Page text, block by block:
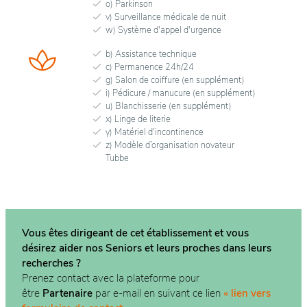
o) Parkinson
v) Surveillance médicale de nuit
w) Système d'appel d'urgence
b) Assistance technique
c) Permanence 24h/24
g) Salon de coiffure (en supplément)
i) Pédicure / manucure (en supplément)
u) Blanchisserie (en supplément)
x) Linge de literie
y) Matériel d'incontinence
z) Modèle d’organisation novateur
Tubbe
Vous êtes dirigeant de cet établissement et vous
désirez aider nos Seniors et leurs proches dans leurs
recherches ?
Prenez contact avec la plateforme pour
être Partenaire par e-mail en suivant ce lien « lien vers